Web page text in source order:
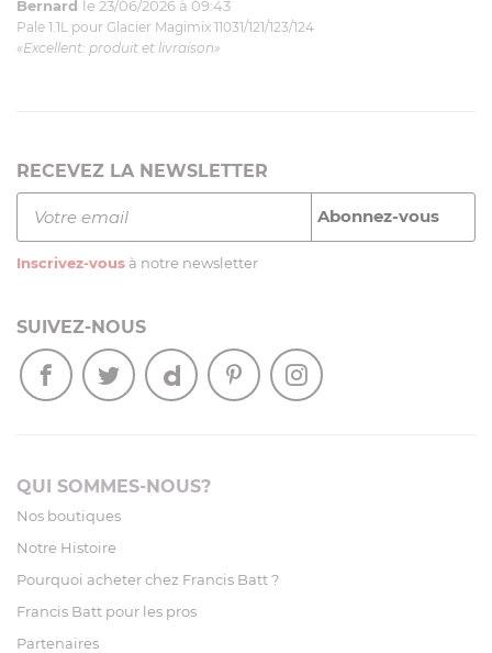
Bernard le 23/06/2026 à 09:43
Pale 1.1L pour Glacier Magimix 11031/121/123/124
«Excellent: produit et livraison»
RECEVEZ LA NEWSLETTER
Inscrivez-vous à notre newsletter
SUIVEZ-NOUS
QUI SOMMES-NOUS?
Nos boutiques
Notre Histoire
Pourquoi acheter chez Francis Batt ?
Francis Batt pour les pros
Partenaires